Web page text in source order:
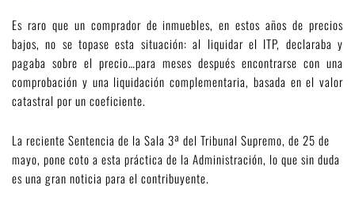
Es raro que un comprador de inmuebles, en estos años de precios
bajos, no se topase esta situación: al liquidar el ITP, declaraba y
pagaba sobre el precio…para meses después encontrarse con una
comprobación y una liquidación complementaria, basada en el valor
catastral por un coeficiente.
La reciente Sentencia de la Sala 3ª del Tribunal Supremo, de 25 de
mayo, pone coto a esta práctica de la Administración, lo que sin duda
es una gran noticia para el contribuyente.